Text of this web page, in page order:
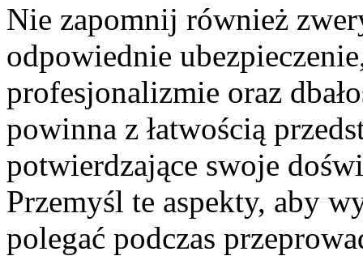
Nie zapomnij również
odpowiednie
profesjonalizmie oraz
powinna z łatwością
potwierdzające swoje
Przemyśl te aspekty, aby
polegać podczas